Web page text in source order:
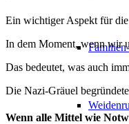
Ein wichtiger Aspekt für
In dem Moment, wenn wir
Das bedeutet, was auch
Die Nazi-Gräuel
Wenn alle Mittel wie